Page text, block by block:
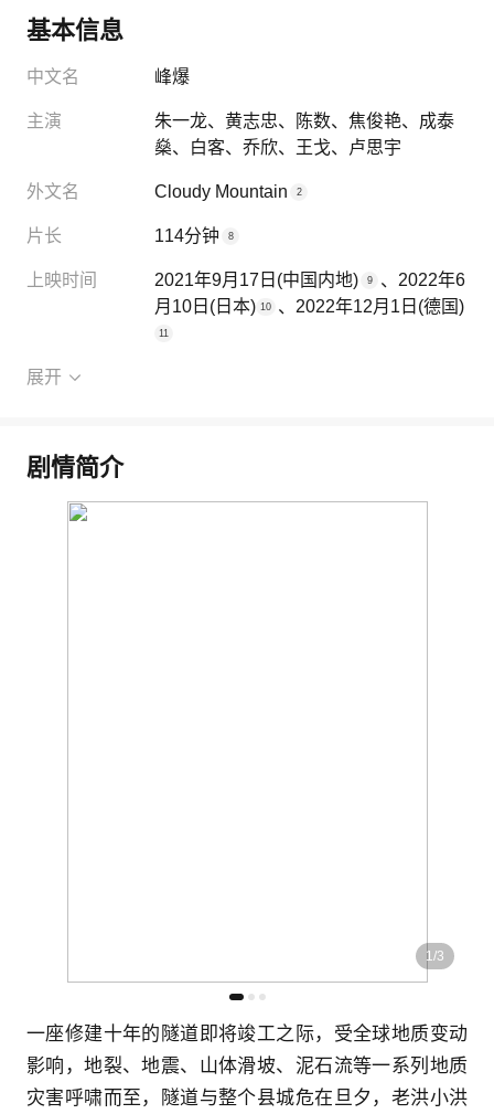
基本信息
中文名 峰爆
主演 朱一龙、 黄志忠、 陈数、 焦俊艳、 成泰
燊、 白客、 乔欣、 王戈、 卢思宇
外文名 Cloudy Mountain 2
片长 114分钟 8
上映时间 2021年9月17日 (中国内地) 9 、 2022年6
月10日 (日本) 10 、 2022年12月1日 (德国)
11
展开
剧情简介
1/3
一座修建十年的隧道即将竣工之际，受全球地质变动
影响，地裂、地震、山体滑坡、泥石流等一系列地质
灾害呼啸而至，隧道与整个县城危在旦夕，老洪小洪